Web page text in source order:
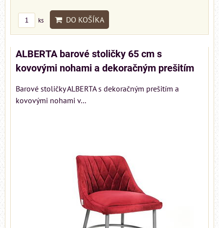
ks DO KOŠÍKA
ALBERTA barové stoličky 65 cm s
kovovými nohami a dekoračným prešitím
Barové stoličky ALBERTA s dekoračným prešitím a
kovovými nohami v...